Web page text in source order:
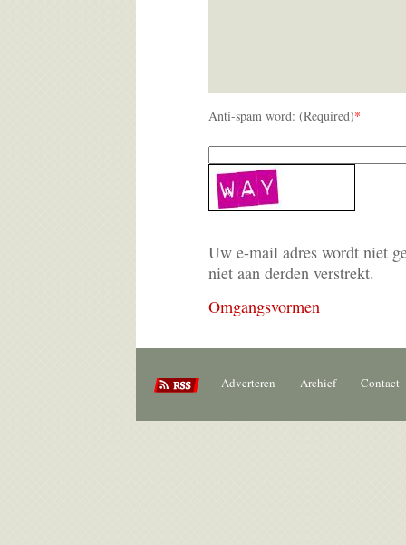
Anti-spam word: (Required)*
Uw e-mail adres wordt niet
niet aan derden verstrekt.
Omgangsvormen
Adverteren Archief Contact